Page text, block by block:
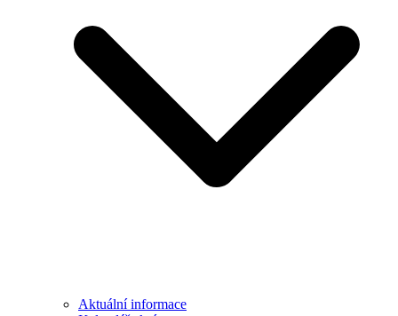
Aktuální informace